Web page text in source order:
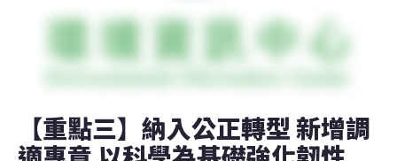
【重點三】納入公正轉型 新增調